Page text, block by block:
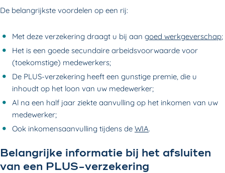
De belangrijkste voordelen op een rij:
Met deze verzekering draagt u bij aan goed werkgeverschap;
Het is een goede secundaire arbeidsvoorwaarde voor
(toekomstige) medewerkers;
De PLUS-verzekering heeft een gunstige premie, die u
inhoudt op het loon van uw medewerker;
Al na een half jaar ziekte aanvulling op het inkomen van uw
medewerker;
Ook inkomensaanvulling tijdens de WIA.
Belangrijke informatie bij het afsluiten
van een PLUS-verzekering